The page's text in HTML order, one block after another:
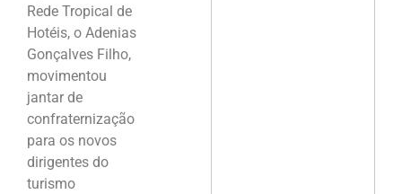
Rede Tropical de
Hotéis, o Adenias
Gonçalves Filho,
movimentou
jantar de
confraternização
para os novos
dirigentes do
turismo